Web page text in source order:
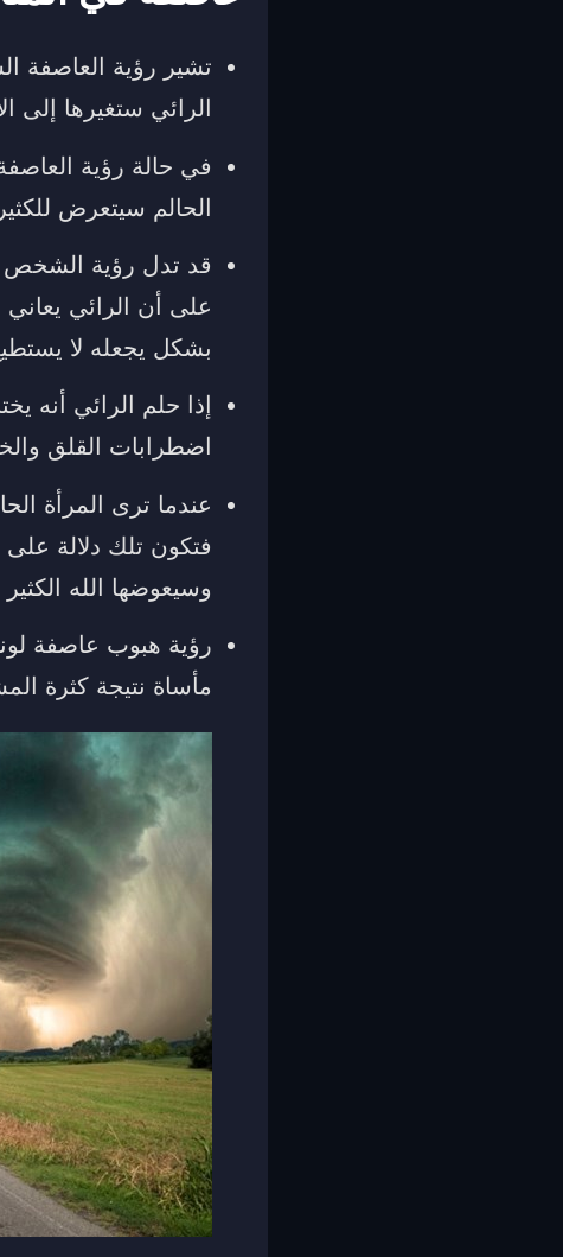
تشير رؤية العاصفة
الرائي ستغيرها إلى
في حالة رؤية
الحالم سيتعرض
قد تدل رؤية الشخص
على أن الرائي
بشكل يجعله لا
إذا حلم الرائي أنه
اضطرابات القلق
عندما ترى المرأة
فتكون تلك دلالة على
وسيعوضها الله
رؤية هبوب عاصفة
مأساة نتيجة كثرة